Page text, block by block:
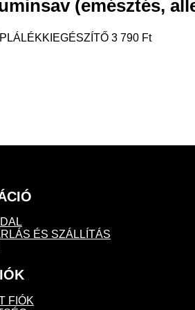
(emésztés,
3 790 Ft
ÉS SZÁLLÍTÁS
FIÓK